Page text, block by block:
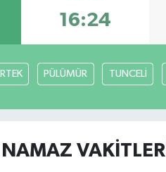
16:24
PÜLÜMÜR TUNCELİ
VAKITLERI